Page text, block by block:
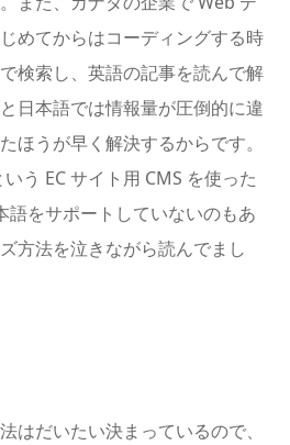
めてからはコーディングする時
検索し、英語の記事を読んで解
日本語では情報量が圧倒的に違
ほうが早く解決するからです。
いう EC サイト用 CMS を使った
をサポートしていないのもあ
方法を泣きながら読んでまし
はだいたい決まっているので、